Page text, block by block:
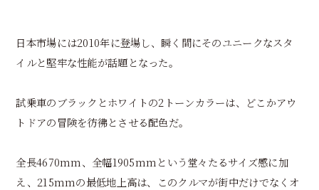
日本市場には2010年に登場し、瞬く間にそのユニークなスタ
イルと堅牢な性能が話題となった。
試乗車のブラックとホワイトの2トーンカラーは、どこかアウ
トドアの冒険を彷彿とさせる配色だ。
全長4670mm、全幅1905mmという堂々たるサイズ感に加
え、215mmの最低地上高は、このクルマが街中だけでなくオ